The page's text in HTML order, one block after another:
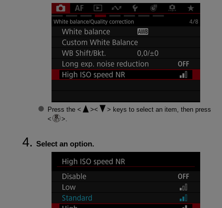
Press the
keys to select an item, then press
Select an option.